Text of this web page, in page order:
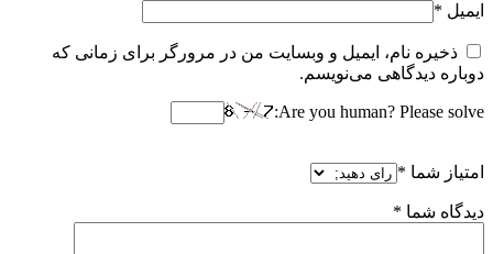
ایمیل *
ذخیره نام، ایمیل و وبسایت من در مرورگر برای زمانی که
دوباره دیدگاهی می‌نویسم.
Are you human? Please solve:
امتیاز شما *
دیدگاه شما *